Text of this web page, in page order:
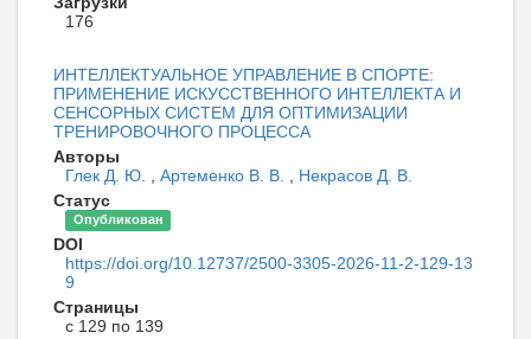
176
ИНТЕЛЛЕКТУАЛЬНОЕ УПРАВЛЕНИЕ В СПОРТЕ:
ПРИМЕНЕНИЕ ИСКУССТВЕННОГО ИНТЕЛЛЕКТА И
СЕНСОРНЫХ СИСТЕМ ДЛЯ ОПТИМИЗАЦИИ
ТРЕНИРОВОЧНОГО ПРОЦЕССА
Авторы
Глек Д. Ю.
Артеменко В. В.
Некрасов Д. В.
Статус
Опубликован
DOI
https://doi.org/10.12737/2500-3305-2026-11-2-129-13
9
Страницы
с 129 по 139